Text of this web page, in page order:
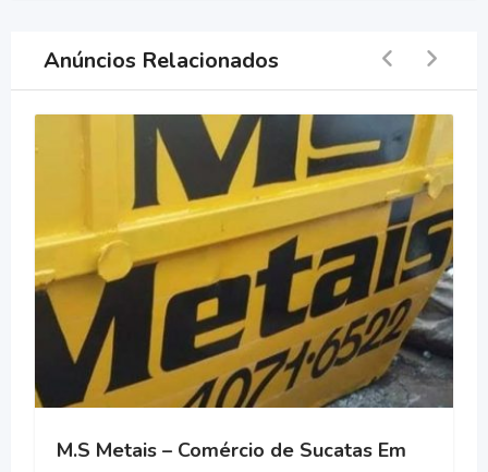
Anúncios Relacionados
M.S Metais – Comércio de Sucatas Em